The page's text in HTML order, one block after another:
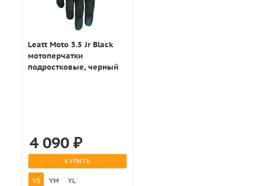
Leatt Moto 3.5 Jr Black
мотоперчатки
подростковые, черный
4 090₽
КУПИТЬ
YS YM YL